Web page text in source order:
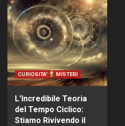
CURIOSITA' MISTERI
L’Incredibile Teoria
del Tempo Ciclico:
Stiamo Rivivendo il